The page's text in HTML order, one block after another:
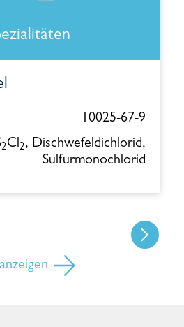
10025-67-9
2Cl2, Dischwefeldichlorid,
Sulfurmonochlorid